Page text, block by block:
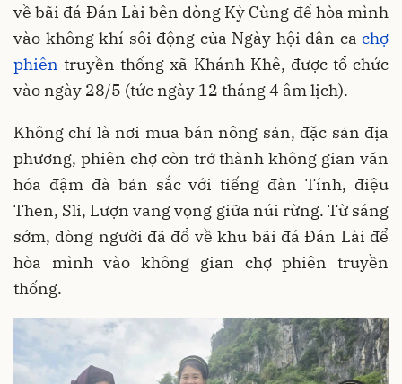
về bãi đá Đán Lài bên dòng Kỳ Cùng để hòa mình
vào không khí sôi động của Ngày hội dân ca chợ
phiên truyền thống xã Khánh Khê, được tổ chức
vào ngày 28/5 (tức ngày 12 tháng 4 âm lịch).
Không chỉ là nơi mua bán nông sản, đặc sản địa
phương, phiên chợ còn trở thành không gian văn
hóa đậm đà bản sắc với tiếng đàn Tính, điệu
Then, Sli, Lượn vang vọng giữa núi rừng. Từ sáng
sớm, dòng người đã đổ về khu bãi đá Đán Lài để
hòa mình vào không gian chợ phiên truyền
thống.